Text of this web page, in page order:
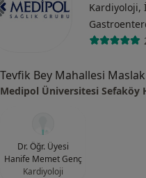
Kardiyoloji,
Medipol Üniversitesi Sefaköy
Dr. Öğr. Üyesi
Hanife Memet Genç
Kardiyoloji